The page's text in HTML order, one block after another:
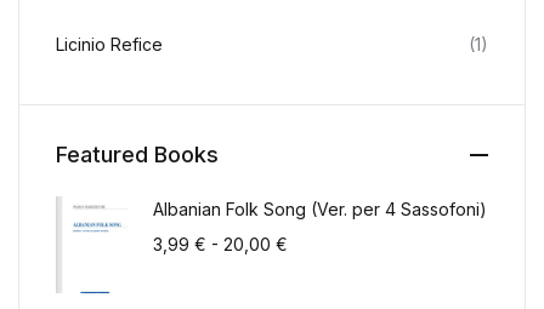
Licinio Refice (1)
Featured Books
Albanian Folk Song (Ver. per 4 Sassofoni)
3,99 € - 20,00 €